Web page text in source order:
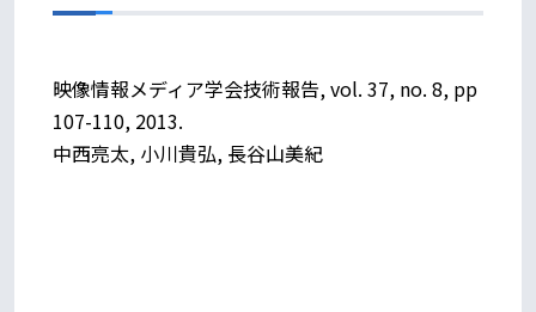
映像情報メディア学会技術報告, vol. 37, no. 8, pp
107-110, 2013.
中西亮太, 小川貴弘, 長谷山美紀